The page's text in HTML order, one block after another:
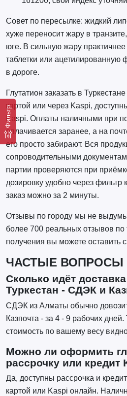
Фильтр
Совет по пересылке: жидкий
хуже переносит жару в
юге. В сильную жару практичнее
таблетки или ацетилированную
в дороге.
Глутатион заказать в
картой или через Kaspi,
Kaspi. Оплаты наличными при
оплачивается заранее, а на
его просто забирают. Вся
сопроводительными
партии проверяются при
дозировку удобно через фильтр
заказ можно за 2 минуты.
Отзывы по городу мы не
более 700 реальных отзывов по
получения вы можете оставить
ЧАСТЫЕ ВОПРОСЫ
Сколько идёт
Туркестан - СДЭК и
СДЭК из Алматы обычно
Казпочта - за 4 - 9 рабочих
стоимость по вашему весу
Можно ли оформить
рассрочку или кредит
Да, доступны рассрочка и
картой или Kaspi онлайн.